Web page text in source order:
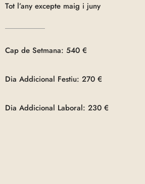
Tot l’any excepte maig i juny
Cap de Setmana: 540 €
Dia Addicional Festiu: 270 €
Dia Addicional Laboral: 230 €